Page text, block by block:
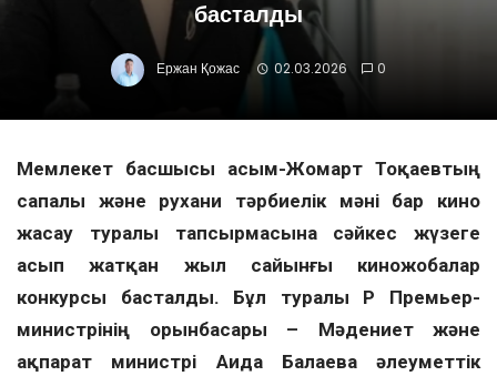
басталды
Ержан Қожас 02.03.2026 0
Мемлекет басшысы Қасым-Жомарт Тоқаевтың
сапалы және рухани тәрбиелік мәні бар кино
жасау туралы тапсырмасына сәйкес жүзеге
асып жатқан жыл сайынғы киножобалар
конкурсы басталды. Бұл туралы ҚР Премьер-
министрінің орынбасары – Мәдениет және
ақпарат министрі Аида Балаева әлеуметтік